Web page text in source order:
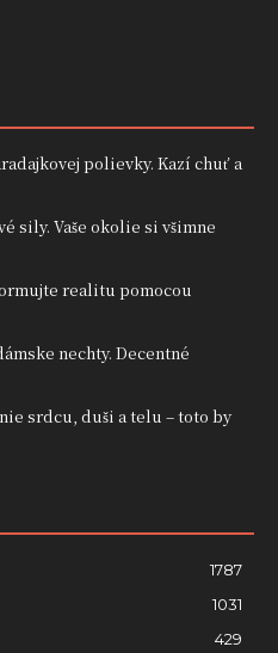
polievky. Kazí chuť a
sily. Vaše okolie si všimne
realitu pomocou
nechty. Decentné
srdcu, duši a telu – toto by
1787
1031
429